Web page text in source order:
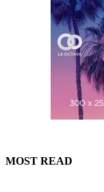
MOST READ